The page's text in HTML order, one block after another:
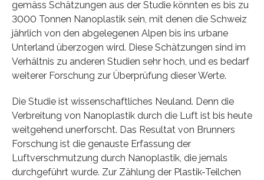
gemäss Schätzungen aus der Studie könnten es bis zu
3000 Tonnen Nanoplastik sein, mit denen die Schweiz
jährlich von den abgelegenen Alpen bis ins urbane
Unterland überzogen wird. Diese Schätzungen sind im
Verhältnis zu anderen Studien sehr hoch, und es bedarf
weiterer Forschung zur Überprüfung dieser Werte.
Die Studie ist wissenschaftliches Neuland. Denn die
Verbreitung von Nanoplastik durch die Luft ist bis heute
weitgehend unerforscht. Das Resultat von Brunners
Forschung ist die genauste Erfassung der
Luftverschmutzung durch Nanoplastik, die jemals
durchgeführt wurde. Zur Zählung der Plastik-Teilchen